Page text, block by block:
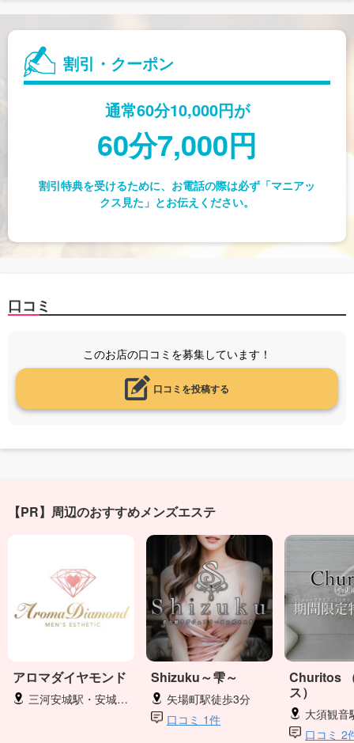
割引・クーポン
通常60分10,000円が
60分7,000円
割引特典を受けるために、お電話の際は必ず「マニアッ
クス見た」とお伝えください。
口コミ
このお店の口コミを募集しています！
口コミを投稿する
【PR】周辺のおすすめメンズエステ
アロマダイヤモンド
三河安城駅・安城駅・新安城駅
Shizuku～雫～
矢場町駅徒歩3分
口コミ 1件
Churitos
ス）
大須観音
口コミ 2